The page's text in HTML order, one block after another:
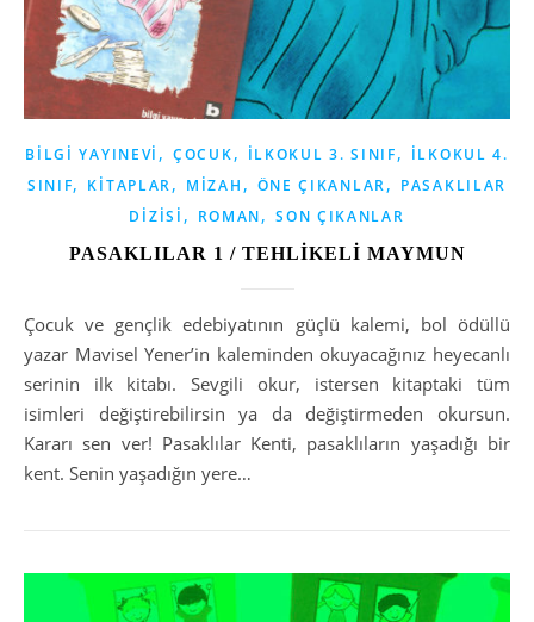
BILGI YAYINEVI,ÇOCUK, İLKOKUL 3. SINIF, İLKOKUL 4.
SINIF, KITAPLAR, MIZAH , ÖNE ÇIKANLAR, PASAKLILAR
DIZISI , ROMAN,SON ÇIKANLAR
PASAKLILAR 1 / TEHLİKELİ MAYMUN
Çocuk ve gençlik edebiyatının güçlü kalemi, bol ödüllü
yazar Mavisel Yener’in kaleminden okuyacağınız heyecanlı
serinin ilk kitabı. Sevgili okur, istersen kitaptaki tüm
isimleri değiştirebilirsin ya da değiştirmeden okursun.
Kararı sen ver! Pasaklılar Kenti, pasaklıların yaşadığı bir
kent. Senin yaşadığın yere…